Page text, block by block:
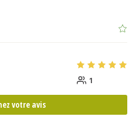
1
votre avis